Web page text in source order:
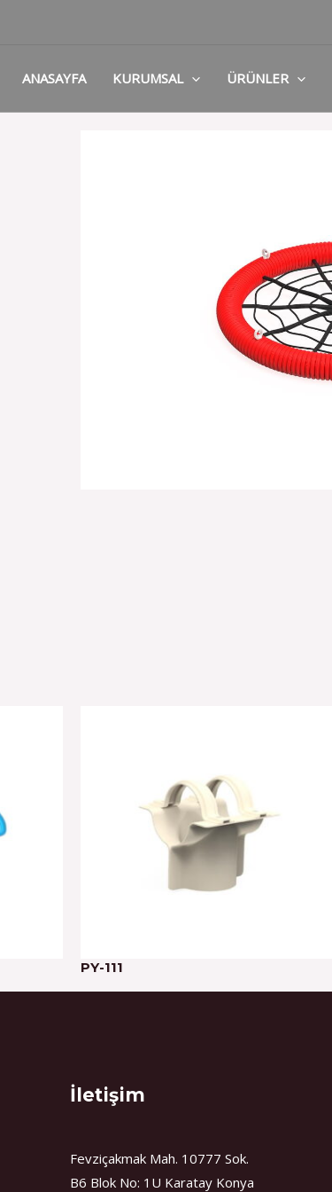
ANASAYFA KURUMSAL ÜRÜNLER
PY-111
İletişim
Fevziçakmak Mah. 10777 Sok.
B6 Blok No: 1U Karatay Konya